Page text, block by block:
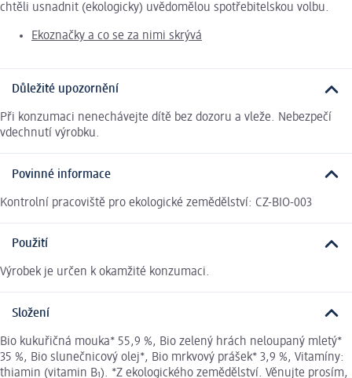
chtěli usnadnit (ekologicky) uvědomělou spotřebitelskou volbu.
Ekoznačky a co se za nimi skrývá
Důležité upozornění
Při konzumaci nenechávejte dítě bez dozoru a vleže. Nebezpečí
vdechnutí výrobku.
Povinné informace
Kontrolní pracoviště pro ekologické zemědělství: CZ-BIO-003
Použití
Výrobek je určen k okamžité konzumaci.
Složení
Bio kukuřičná mouka* 55,9 %, Bio zelený hrách neloupaný mletý*
35 %, Bio slunečnicový olej*, Bio mrkvový prášek* 3,9 %, Vitamíny:
thiamin (vitamin B₁). *Z ekologického zemědělství. Věnujte prosím,